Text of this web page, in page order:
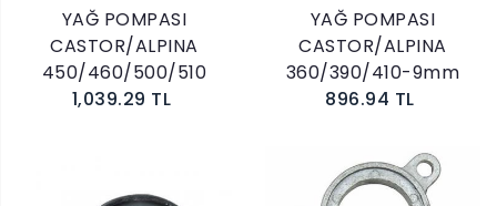
YAĞ POMPASI
CASTOR/ALPINA
450/460/500/510
1,039.29 TL
YAĞ POMPASI
CASTOR/ALPINA
360/390/410-9mm
896.94 TL